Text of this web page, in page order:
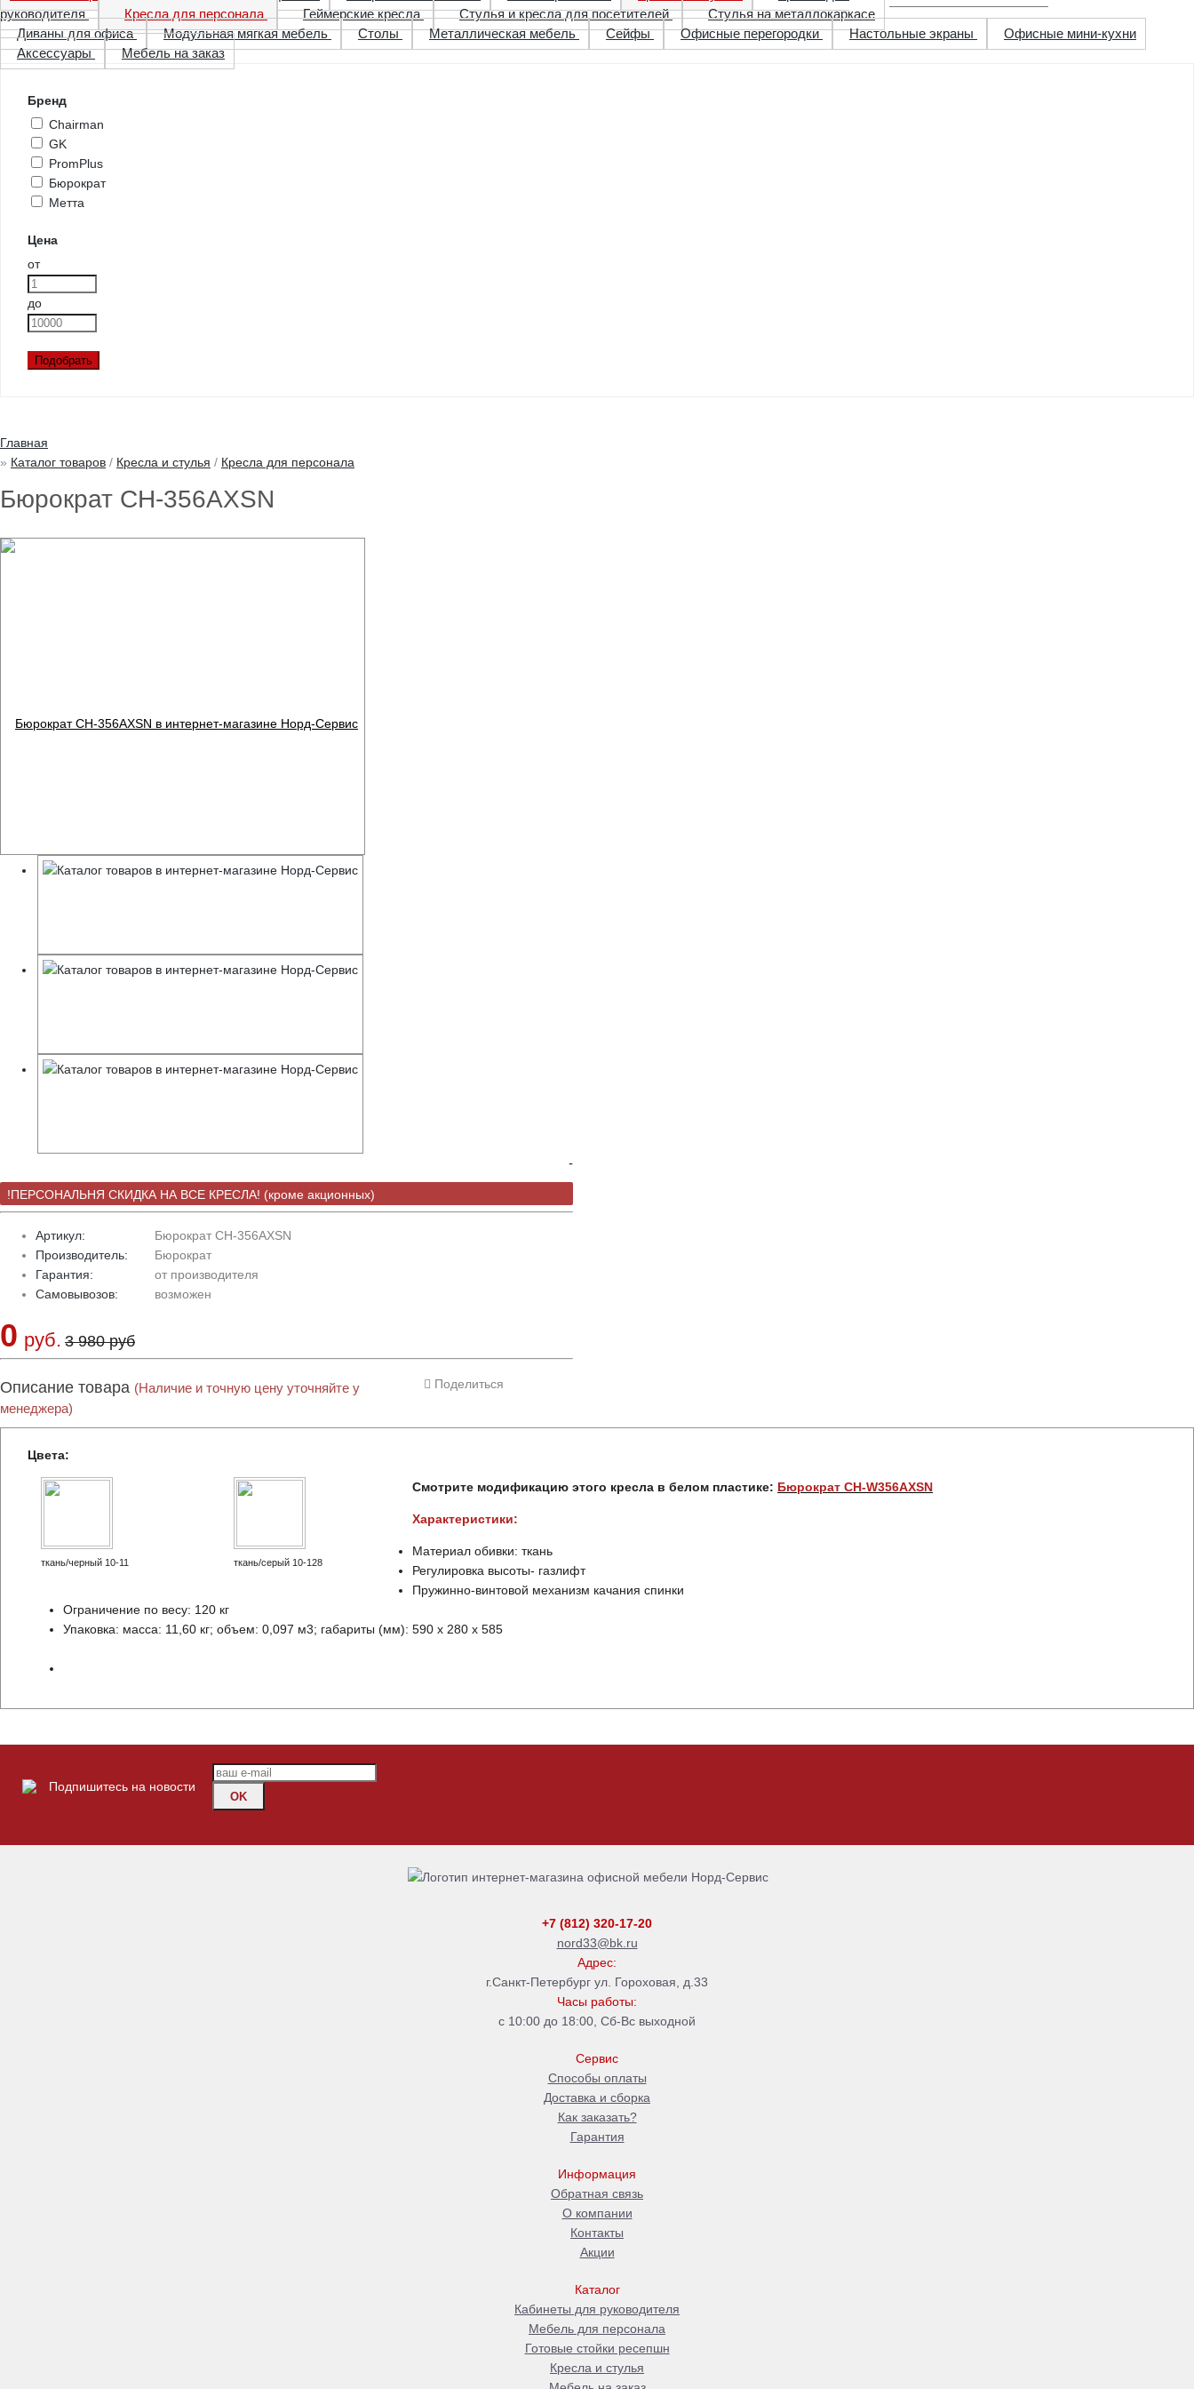
руководителя
Кресла для персонала Геймерские кресла Стулья и кресла для посетителей
Стулья на металлокаркасе
Диваны для офиса
Модульная мягкая мебель Столы Металлическая мебель Сейфы Офисные перегородки Настольные экраны
Офисные мини-кухни
Аксессуары
Мебель на заказ
Бренд
Chairman
GK
PromPlus
Бюрократ
Метта
Цена
от
до
Подобрать
Главная
Каталог товаров / Кресла и стулья / Кресла для персонала
Бюрократ CH-356AXSN
-
!ПЕРСОНАЛЬНЯ СКИДКА НА ВСЕ КРЕСЛА! (кроме акционных)
Артикул:
Бюрократ CH-356AXSN
Производитель:
Бюрократ
Гарантия:
от производителя
Самовывозов:
возможен
0 руб. 3 980 руб
Поделиться
Описание товара (Наличие и точную цену уточняйте у
менеджера)
Цвета:
ткань/черный 10-11 ткань/серый 10-128
Смотрите модификацию этого кресла в белом пластике: Бюрократ CH-W356AXSN
Характеристики:
Материал обивки: ткань
Регулировка высоты- газлифт
Пружинно-винтовой механизм качания спинки
Ограничение по весу: 120 кг
Упаковка: масса: 11,60 кг; объем: 0,097 м3; габариты (мм): 590 х 280 х 585
Подпишитесь на новости
OK
+7 (812) 320-17-20
nord33@bk.ru
Адрес:
г.Санкт-Петербург ул. Гороховая, д.33
Часы работы:
с 10:00 до 18:00, Сб-Вс выходной
Сервис
Способы оплаты
Доставка и сборка
Как заказать?
Гарантия
Информация
Обратная связь
О компании
Контакты
Акции
Каталог
Кабинеты для руководителя
Мебель для персонала
Готовые стойки ресепшн
Кресла и стулья